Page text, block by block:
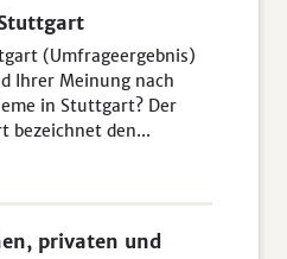
(Umfrageergebnis)
Ihrer Meinung nach
in Stuttgart? Der
bezeichnet den...
privaten und